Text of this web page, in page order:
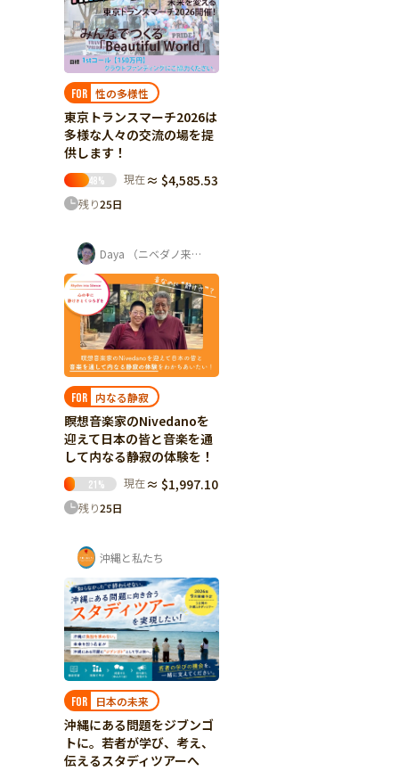
FOR 性の多様性
東京トランスマーチ2026は
多様な人々の交流の場を提
供します！
48% 現在 ≈ $4,585.53
残り25日
Daya （ニベダノ来日実行委員会 発起人）
FOR 内なる静寂
瞑想音楽家のNivedanoを
迎えて日本の皆と音楽を通
して内なる静寂の体験を！
21 % 現在 ≈ $1,997.10
残り25日
沖縄と私たち
FOR 日本の未来
沖縄にある問題をジブンゴ
トに。若者が学び、考え、
伝えるスタディツアーへ